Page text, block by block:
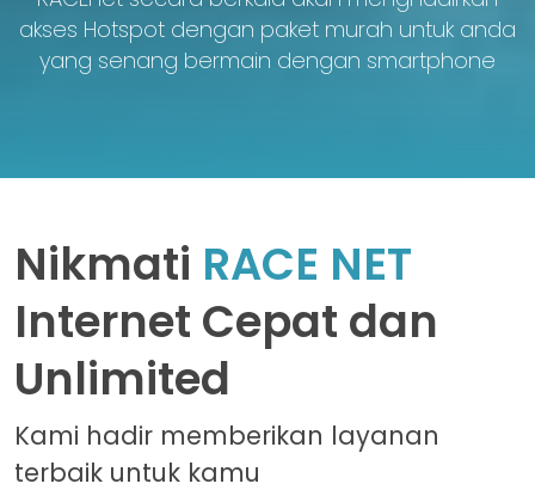
akses Hotspot dengan paket murah untuk anda
yang senang bermain dengan smartphone
Nikmati RACE NET
Internet Cepat dan
Unlimited
Kami hadir memberikan layanan
terbaik untuk kamu